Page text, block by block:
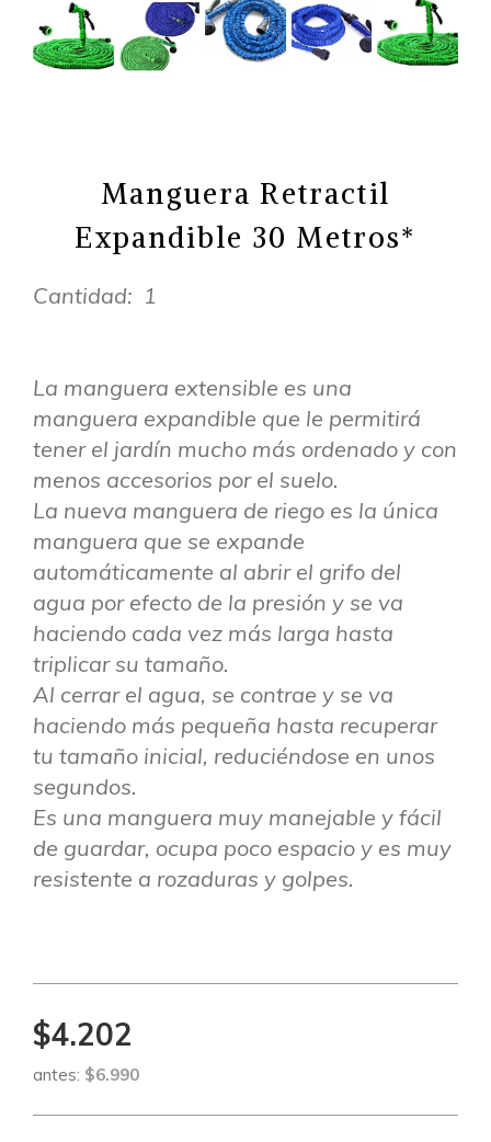
Manguera Retractil
Expandible 30 Metros*
Cantidad: 1
La manguera extensible es una
manguera expandible que le permitirá
tener el jardín mucho más ordenado y con
menos accesorios por el suelo.
La nueva manguera de riego es la única
manguera que se expande
automáticamente al abrir el grifo del
agua por efecto de la presión y se va
haciendo cada vez más larga hasta
triplicar su tamaño.
Al cerrar el agua, se contrae y se va
haciendo más pequeña hasta recuperar
tu tamaño inicial, reduciéndose en unos
segundos.
Es una manguera muy manejable y fácil
de guardar, ocupa poco espacio y es muy
resistente a rozaduras y golpes.
$4.202
antes: $6.990